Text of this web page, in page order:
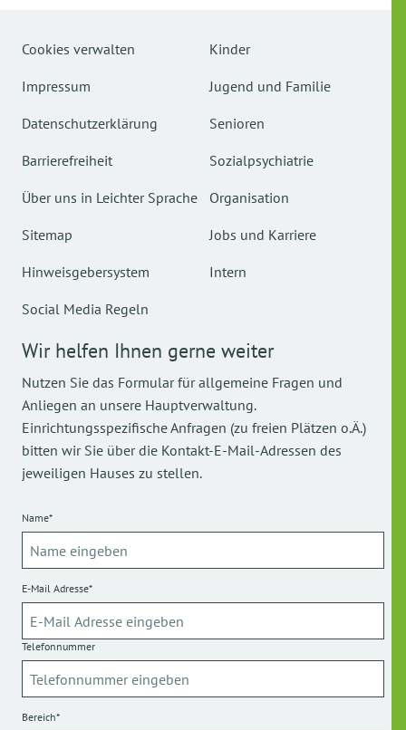
Cookies verwalten
Impressum
Datenschutzerklärung
Barrierefreiheit
Über uns in Leichter Sprache
Sitemap
Hinweisgebersystem
Social Media Regeln
Kinder
Jugend und Familie
Senioren
Sozialpsychiatrie
Organisation
Jobs und Karriere
Intern
Wir helfen Ihnen gerne weiter
Nutzen Sie das Formular für allgemeine Fragen und
Anliegen an unsere Hauptverwaltung.
Einrichtungsspezifische Anfragen (zu freien Plätzen o.Ä.)
bitten wir Sie über die Kontakt-E-Mail-Adressen des
jeweiligen Hauses zu stellen.
Name*
E-Mail Adresse*
Telefonnummer
Bereich*